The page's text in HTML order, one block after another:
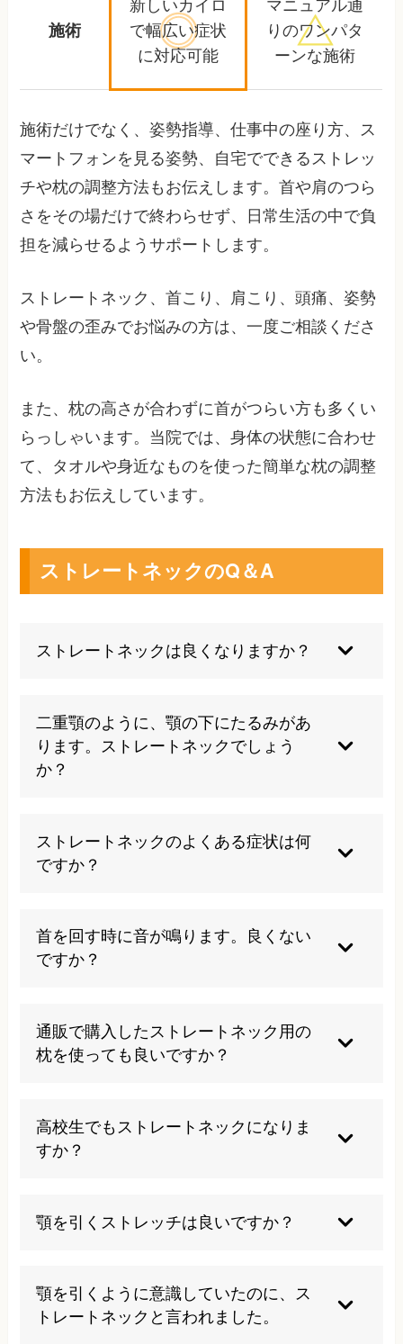
施術
新しいカイロ
で幅広い症状
に対応可能
マニュアル通
りのワンパタ
ーンな施術
施術だけでなく、姿勢指導、仕事中の座り方、ス
マートフォンを見る姿勢、自宅でできるストレッ
チや枕の調整方法もお伝えします。首や肩のつら
さをその場だけで終わらせず、日常生活の中で負
担を減らせるようサポートします。
ストレートネック、首こり、肩こり、頭痛、姿勢
や骨盤の歪みでお悩みの方は、一度ご相談くださ
い。
また、枕の高さが合わずに首がつらい方も多くい
らっしゃいます。当院では、身体の状態に合わせ
て、タオルや身近なものを使った簡単な枕の調整
方法もお伝えしています。
ストレートネックのQ＆A
ストレートネックは良くなりますか？
りますが、首の可動域、肩甲骨の動き、骨盤や背
骨のバランスを整えることで、首や肩の負担が軽
くなる方もいます。当院では、まず検査で現在の
二重顎のように、顎の下にたるみがあ
ります。ストレートネックでしょう
か？
かを判断することはできません。姿勢、首の可動
域、肩甲骨や背骨の状態を確認する必要がありま
す。気になる方は、まず身体全体のバランスを見
ストレートネックのよくある症状は何
ですか？
痛、目の疲れ、寝起きの首のこわばりなどを感じ
る方が多くいます。ただし、同じストレートネッ
クでも症状の出方は人によって異なります。
首を回す時に音が鳴ります。良くない
ですか？
すぐに問題とは限りません。ただし、首を勢いよ
く回したり、無理に鳴らしたりすることはおすす
めしません。痛みやしびれを伴う場合は、無理に
通販で購入したストレートネック用の
枕を使っても良いですか？
スとの相性によって合う・合わないがあります。
首に強い違和感が出る場合は使用を控えた方がよ
いこともあります。当院では、身体の状態に合わ
高校生でもストレートネックになりま
すか？
間が長い場合、学生でも首や肩に負担がかかるこ
とがあります。姿勢を整えるだけでなく、机や椅
り方も大切です。
顎を引くストレッチは良いですか？
なることがあります。動画で見た体操を自己判断
で続けるより、今の首や背骨の状態に合っている
顎を引くように意識していたのに、ス
トレートネックと言われました。